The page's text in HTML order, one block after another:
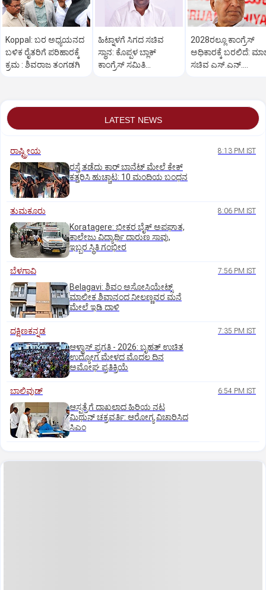
Koppal: ಬರ ಅಧ್ಯಯನದ
ಬಳಿಕ ರೈತರಿಗೆ ಪರಿಹಾರಕ್ಕೆ
ಕ್ರಮ : ಶಿವರಾಜ ತಂಗಡಗಿ
ಹಿಟ್ನಾಳಗೆ ಸಿಗದ ಸಚಿವ
ಸ್ಥಾನ: ಕೊಪ್ಪಳ ಬ್ಲಾಕ್
ಕಾಂಗ್ರೆಸ್ ಸಮಿತಿ
2028ರಲ್ಲೂ ಕಾಂಗ್ರೆಸ್
ಅಧಿಕಾರಕ್ಕೆ ಬರಲಿದೆ:
ಸಚಿವ ಎಸ್.ಎನ್.
LATEST NEWS
ರಾಷ್ಟ್ರೀಯ 8:13 PM IST
ರಸ್ತೆ ತಡೆದು ಕಾರ್ ಬಾನೆಟ್ ಮೇಲೆ ಕೇಕ್
ಕತ್ತರಿಸಿ ಹುಚ್ಚಾಟ: 10 ಮಂದಿಯ ಬಂಧನ
ತುಮಕೂರು 8:06 PM IST
Koratagere: ಭೀಕರ ಬೈಕ್ ಅಪಘಾತ,
ಕಾಲೇಜು ವಿದ್ಯಾರ್ಥಿ ದಾರುಣ ಸಾವು,
ಇಬ್ಬರ ಸ್ಥಿತಿ ಗಂಭೀರ
ಬೆಳಗಾವಿ 7:56 PM IST
Belagavi: ಶಿವಂ ಅಸೋಸಿಯೇಟ್ಸ್
ಮಾಲೀಕ ಶಿವಾನಂದ ನೀಲಣ್ಣವರ ಮನೆ
ಮೇಲೆ ಇಡಿ‌ ದಾಳಿ
ದಕ್ಷಿಣಕನ್ನಡ 7:35 PM IST
ಆಳ್ವಾಸ್‌ ಪ್ರಗತಿ - 2026: ಬೃಹತ್ ಉಚಿತ
ಉದ್ಯೋಗ ಮೇಳದ ಮೊದಲ ದಿನ
ಅಮೋಘ ಪ್ರತಿಕ್ರಿಯೆ
ಬಾಲಿವುಡ್‌ 6:54 PM IST
ಆಸ್ಪತ್ರೆಗೆ ದಾಖಲಾದ ಹಿರಿಯ ನಟ
ಮಿಥುನ್ ಚಕ್ರವರ್ತಿ: ಆರೋಗ್ಯ ವಿಚಾರಿಸಿದ
ಸಿಎಂ